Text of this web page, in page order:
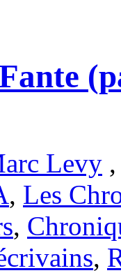
Levy
, Les
,
,